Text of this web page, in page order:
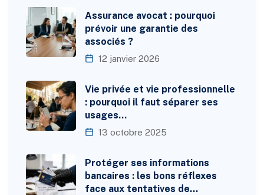
Assurance avocat : pourquoi
prévoir une garantie des
associés ?
12 janvier 2026
Vie privée et vie professionnelle
: pourquoi il faut séparer ses
usages…
13 octobre 2025
Protéger ses informations
bancaires : les bons réflexes
face aux tentatives de…